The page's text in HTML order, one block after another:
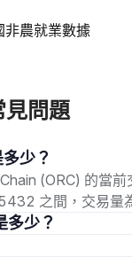
非農就業數據
問題
少？
(ORC) 的當
之間，交易
多少？